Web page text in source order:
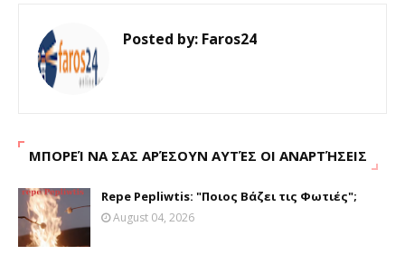
Posted by: Faros24
ΜΠΟΡΕΊ ΝΑ ΣΑΣ ΑΡΈΣΟΥΝ ΑΥΤΈΣ ΟΙ ΑΝΑΡΤΉΣΕΙΣ
Repe Pepliwtis: "Ποιος Βάζει τις Φωτιές";
August 04, 2026